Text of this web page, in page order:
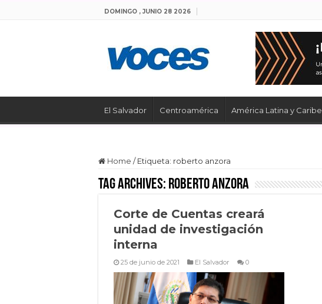
DOMINGO , JUNIO 28 2026
El Salvador Centroamérica América Latina y Caribe
Home / Etiqueta: roberto anzora
Tag Archives: roberto anzora
Corte de Cuentas creará
unidad de investigación
interna
25 de junio de 2021 El Salvador 0